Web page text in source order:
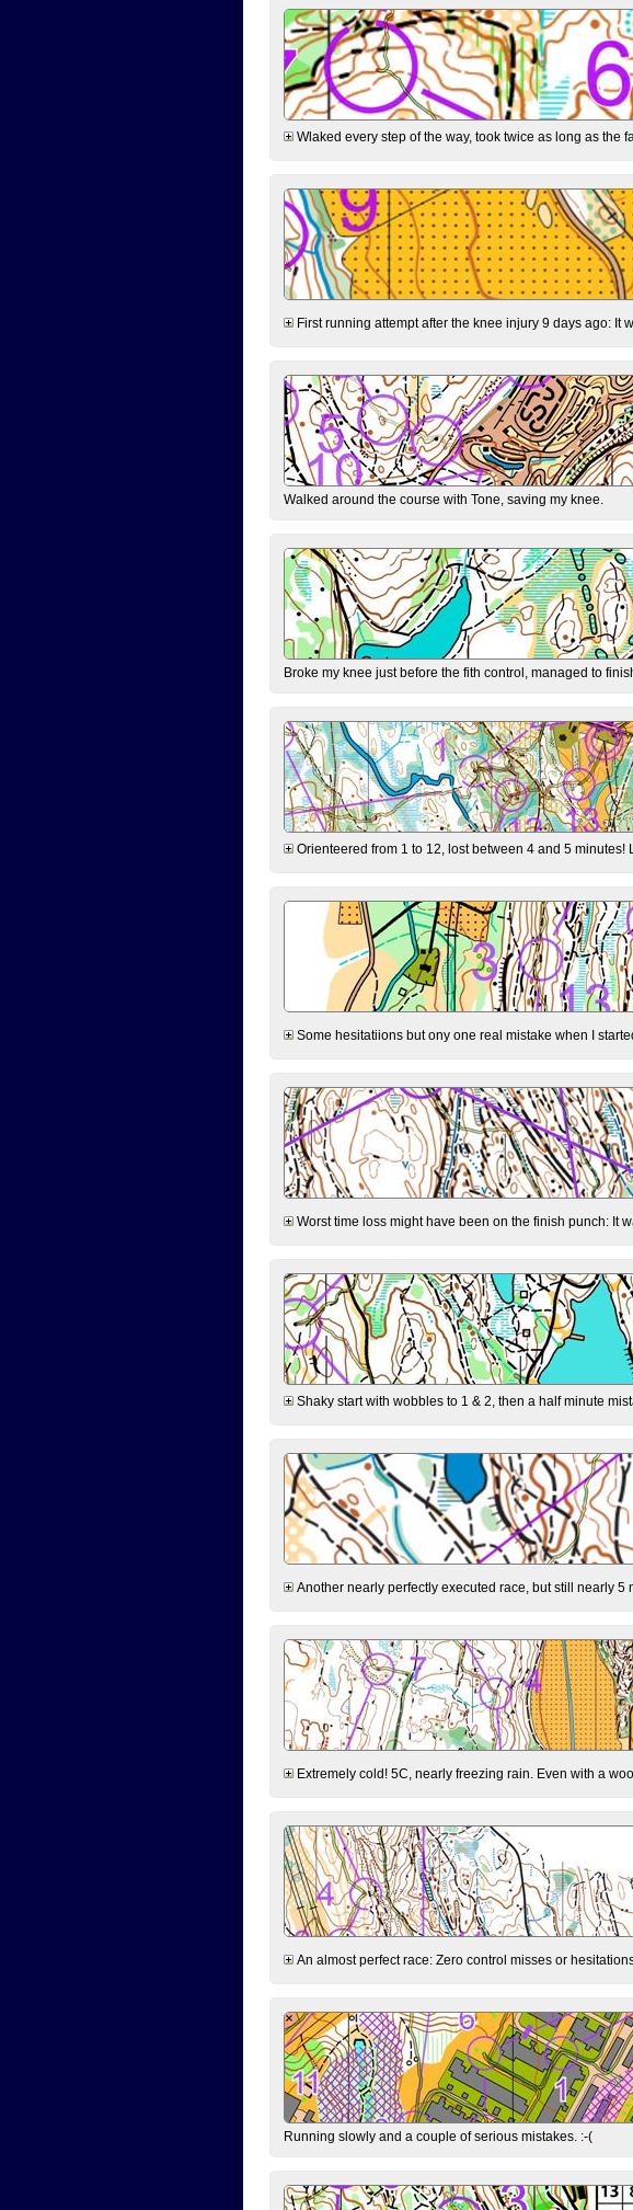
Wlaked every step of the way, took twice as long as the
First running attempt after the knee injury 9 days ago: It
Walked around the course with Tone, saving my knee.
Broke my knee just before the fith control, managed to
Orienteered from 1 to 12, lost between 4 and 5 minutes!
Some hesitatiions but ony one real mistake when I
Worst time loss might have been on the finish punch: It
Shaky start with wobbles to 1 & 2, then a half minute
Another nearly perfectly executed race, but still nearly
Extremely cold! 5C, nearly freezing rain. Even with a
An almost perfect race: Zero control misses or
Running slowly and a couple of serious mistakes. :-(